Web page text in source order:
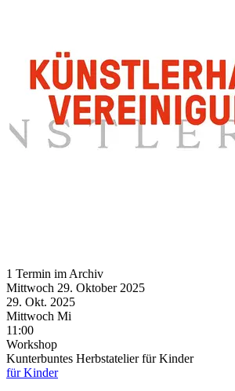
1 Termin im Archiv
Mittwoch 29. Oktober 2025
29. Okt. 2025
Mittwoch Mi
11:00
Workshop
Kunterbuntes Herbstatelier für Kinder
für Kinder